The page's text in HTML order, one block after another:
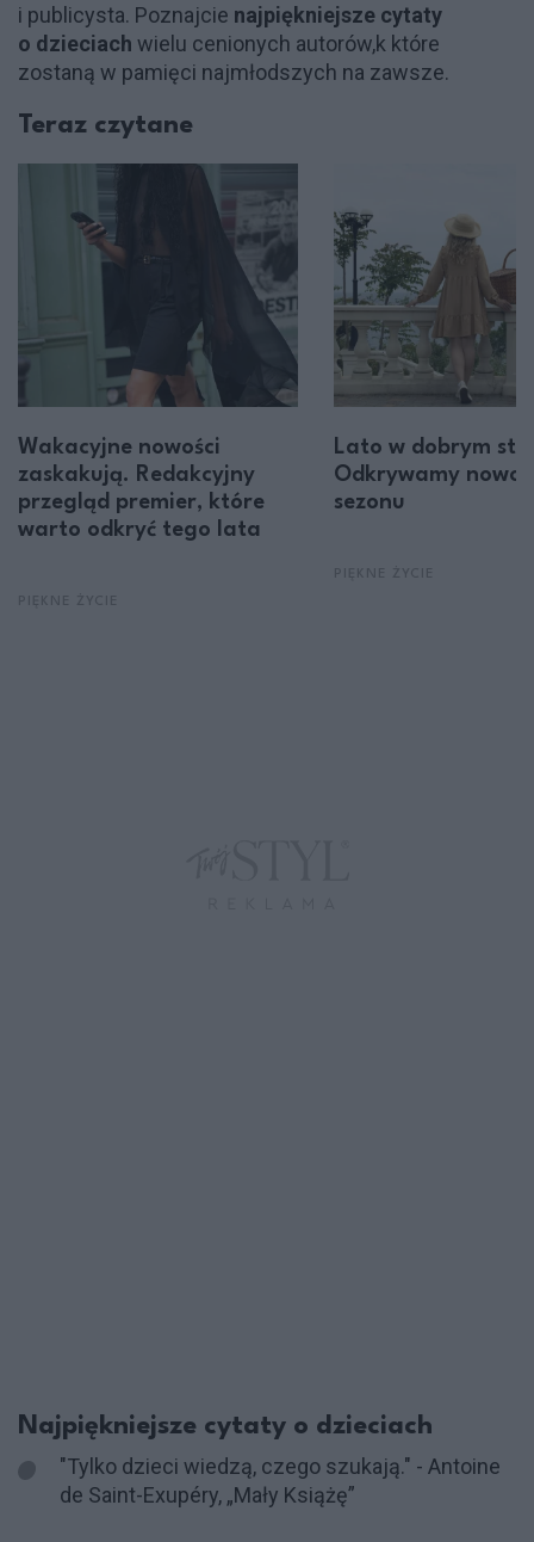
i publicysta. Poznajcie najpiękniejsze cytaty
o dzieciach wielu cenionych autorów,k które
zostaną w pamięci najmłodszych na zawsze.
Teraz czytane
Wakacyjne nowości
zaskakują. Redakcyjny
przegląd premier, które
warto odkryć tego lata
Lato w dobrym
Odkrywamy
sezonu
Najpiękniejsze cytaty o dzieciach
"Tylko dzieci wiedzą, czego szukają." - Antoine
de Saint-Exupéry, „Mały Książę”